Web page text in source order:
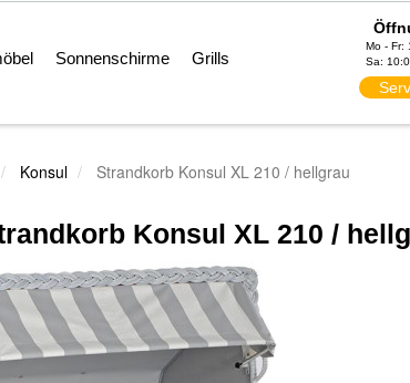
Sonnenschirme Grills
Mo - Fr:
Sa:
Konsul Strandkorb Konsul XL 210 / hellgrau
Konsul XL 210 /